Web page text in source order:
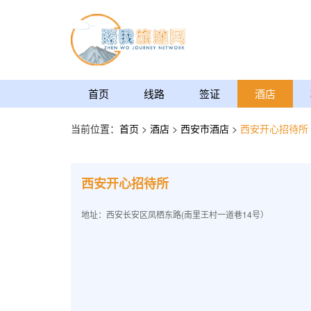
首页 线路 签证 酒店
当前位置： 首页 > 酒店 > 西安市酒店 > 西安开心招待所
西安开心招待所
地址：西安长安区凤栖东路(南里王村一道巷14号）